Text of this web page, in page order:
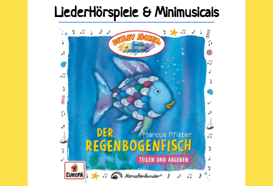
LiederHörspiele & Minimusicals